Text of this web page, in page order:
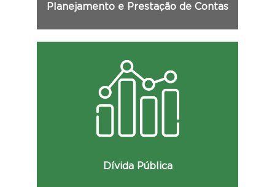
Planejamento e Prestação de Contas
Dívida Pública
Consulte dados da dívida pública do
Estado e demais informações.